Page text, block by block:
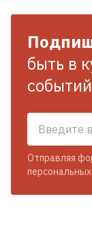
быть в
событий
Отправляя